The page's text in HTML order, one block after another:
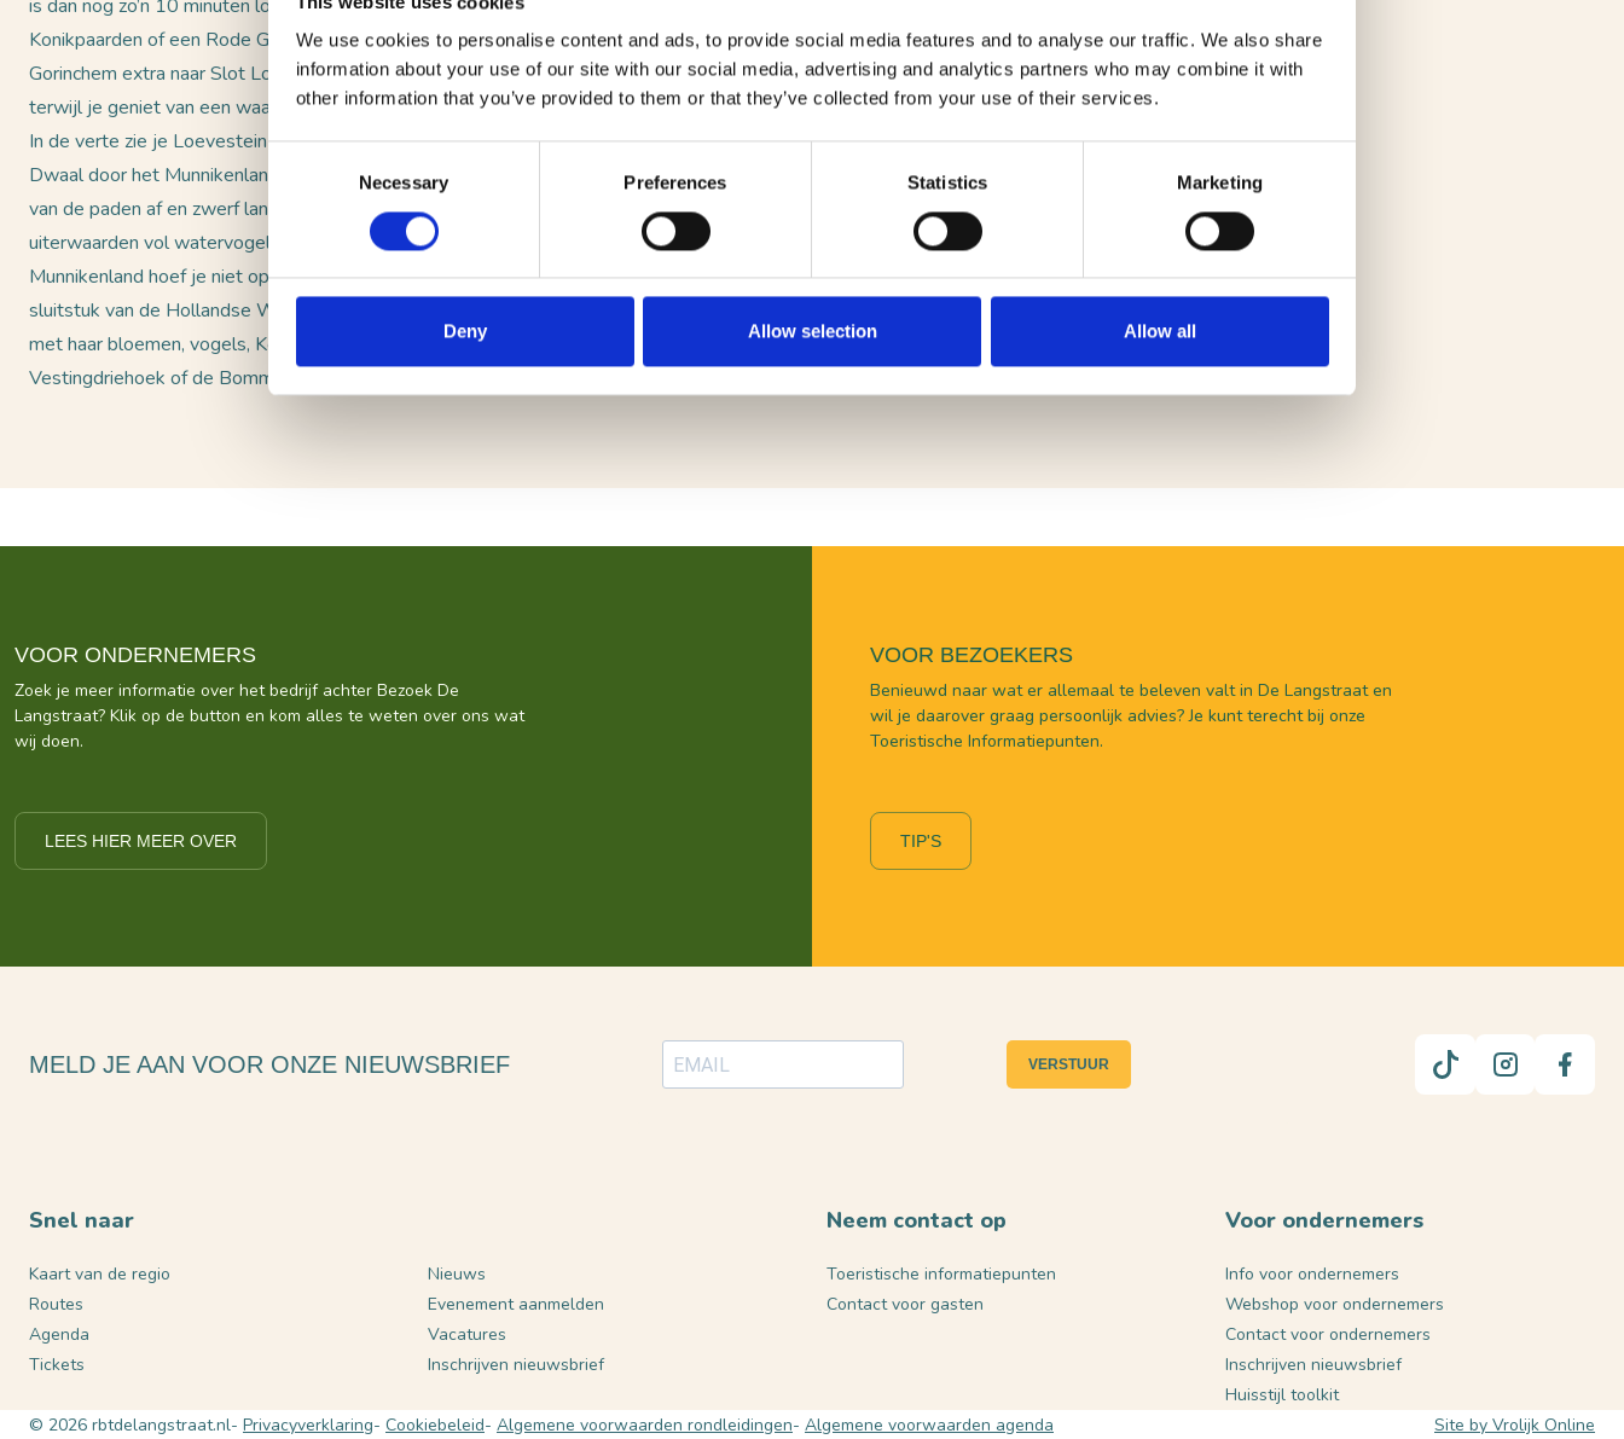
We use cookies to personalise content and ads, to provide social media features and to analyse our traffic. We also share
information about your use of our site with our social media, advertising and analytics partners who may combine it with
other information that you’ve provided to them or that they’ve collected from your use of their services.
Necessary Preferences Statistics Marketing
Deny Allow selection Allow all
is dan nog zo’n 10 minuten lopen door de prachtige natuur. Misschien sta je wel oog in oog met
Konikpaarden of een Rode Geus. Het hele weekend (incl maandag 2e Pinksterdag) vaart Riveer vanuit
Gorinchem extra naar Slot Loevestein. Je vaart over de Waal, de drukst bevaren rivier van Europa,
terwijl je geniet van een waanzinnig uitzicht, de prachtige uiterwaarden en de karakteristieke dorpjes.
In de verte zie je Loevestein aan de horizon opdoemen. Wat een manier om het slot te benaderen!
Dwaal door het Munnikenland Het Munnikenland is een echte aanrader voor een mooie wandeling. Ga
van de paden af en zwerf langs oude rivierarmen en graslanden met uitbundig bloeiende bloemen en
uiterwaarden vol watervogels. Zie hoe de bomen met hun voeten in het water staan. In het
Munnikenland hoef je niet op de paden te blijven, maar kun je heerlijke struinen. Of fiets door het
sluitstuk van de Hollandse Waterlinie en geniet van het prachtige natuurgebied. De prachtige natuur,
met haar bloemen, vogels, Konikpaarden en Rode Geuzen is zeer fotogeniek. Vervolg je weg door de
Vestingdriehoek of de Bommelerwaard met één van de vele fietsroutes.
VOOR ONDERNEMERS
Zoek je meer informatie over het bedrijf achter Bezoek De
Langstraat? Klik op de button en kom alles te weten over ons wat
wij doen.
LEES HIER MEER OVER
VOOR BEZOEKERS
Benieuwd naar wat er allemaal te beleven valt in De Langstraat en
wil je daarover graag persoonlijk advies? Je kunt terecht bij onze
Toeristische Informatiepunten.
TIP'S
MELD JE AAN VOOR ONZE NIEUWSBRIEF VERSTUUR
Snel naar
Kaart van de regio
Routes
Agenda
Tickets
Nieuws
Evenement aanmelden
Vacatures
Inschrijven nieuwsbrief
Neem contact op
Toeristische informatiepunten
Contact voor gasten
Voor ondernemers
Info voor ondernemers
Webshop voor ondernemers
Contact voor ondernemers
Inschrijven nieuwsbrief
Huisstijl toolkit
© 2026 rbtdelangstraat.nl Privacyverklaring Cookiebeleid Algemene voorwaarden rondleidingen Algemene voorwaarden agenda Site by Vrolijk Online